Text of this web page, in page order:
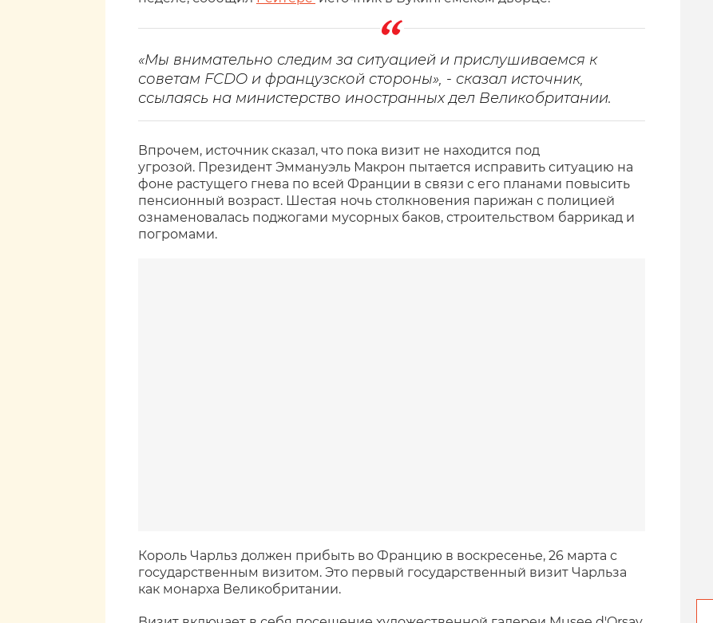
«Мы внимательно следим за ситуацией и прислушиваемся к
советам FCDO и французской стороны», - сказал источник,
ссылаясь на министерство иностранных дел Великобритании.
Впрочем, источник сказал, что пока визит не находится под
угрозой. Президент Эммануэль Макрон пытается исправить ситуацию на
фоне растущего гнева по всей Франции в связи с его планами повысить
пенсионный возраст. Шестая ночь столкновения парижан с полицией
ознаменовалась поджогами мусорных баков, строительством баррикад и
погромами.
Король Чарльз должен прибыть во Францию в воскресенье, 26 марта с
государственным визитом. Это первый государственный визит Чарльза
как монарха Великобритании.